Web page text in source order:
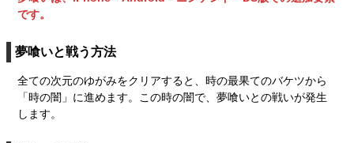
です。
夢喰いと戦う方法
全ての次元のゆがみをクリアすると、時の最果てのバケツから
「時の闇」に進めます。この時の闇で、夢喰いとの戦いが発生
します。